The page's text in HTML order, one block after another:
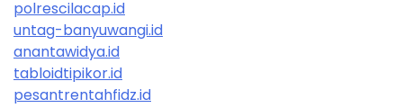
polrescilacap.id
untag-banyuwangi.id
anantawidya.id
tabloidtipikor.id
pesantrentahfidz.id